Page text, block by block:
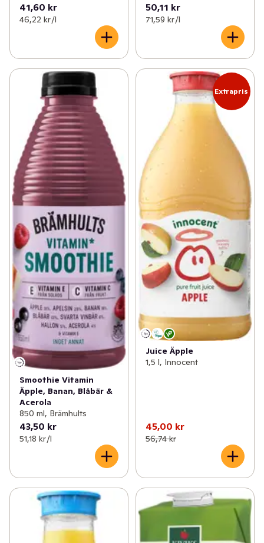
41,60 kr
46,22 kr /l
50,11 kr
71,59 kr /l
Smoothie Vitamin
Äpple, Banan, Blåbär &
Acerola
850 ml, Brämhults
43,50 kr
51,18 kr /l
Extrapris
Juice Äpple
1,5 l, Innocent
45,00 kr
56,74 kr